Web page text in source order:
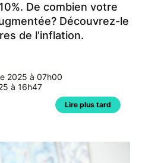
De combien votre
Découvrez-le
de l'inflation.
2025 à 07h00
à 16h47
Lire plus tard